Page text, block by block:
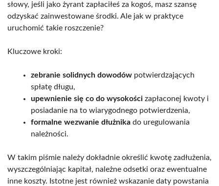
słowy, jeśli jako żyrant zapłaciłeś za kogoś, masz szansę
odzyskać zainwestowane środki. Ale jak w praktyce
uruchomić takie roszczenie?
Kluczowe kroki:
zebranie solidnych dowodów potwierdzających
spłatę długu,
upewnienie się co do wysokości zapłaconej kwoty i
posiadanie na to wiarygodnego potwierdzenia,
formalne wezwanie dłużnika do uregulowania
należności.
W takim piśmie należy dokładnie określić kwotę zadłużenia,
wyszczególniając kapitał, należne odsetki oraz ewentualne
inne koszty. Istotne jest również wskazanie daty powstania